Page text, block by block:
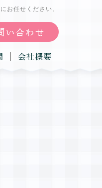
お任せください。
会社概要